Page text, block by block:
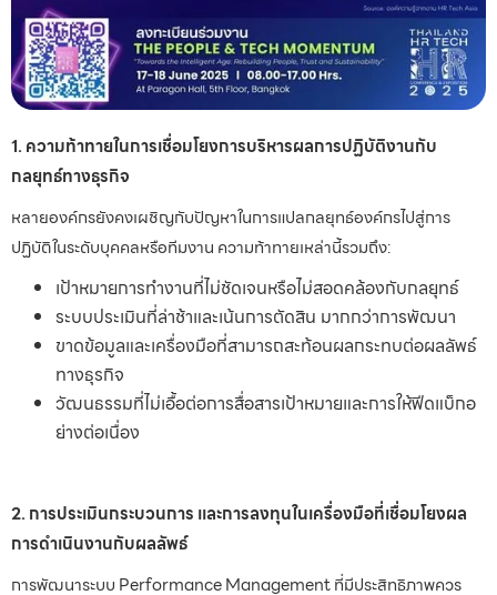
1. ความท้าทายในการเชื่อมโยงการบริหารผลการปฏิบัติงานกับ
กลยุทธ์ทางธุรกิจ
หลายองค์กรยังคงเผชิญกับปัญหาในการแปลกลยุทธ์องค์กรไปสู่การ
ปฏิบัติในระดับบุคคลหรือทีมงาน ความท้าทายเหล่านี้รวมถึง:
เป้าหมายการทำงานที่ไม่ชัดเจนหรือไม่สอดคล้องกับกลยุทธ์
ระบบประเมินที่ล่าช้าและเน้นการตัดสิน มากกว่าการพัฒนา
ขาดข้อมูลและเครื่องมือที่สามารถสะท้อนผลกระทบต่อผลลัพธ์
ทางธุรกิจ
วัฒนธรรมที่ไม่เอื้อต่อการสื่อสารเป้าหมายและการให้ฟีดแบ็กอ
ย่างต่อเนื่อง
2. การประเมินกระบวนการ และการลงทุนในเครื่องมือที่เชื่อมโยงผล
การดำเนินงานกับผลลัพธ์
การพัฒนาระบบ Performance Management ที่มีประสิทธิภาพควร